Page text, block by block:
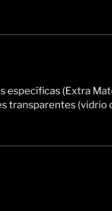
específicas (Extra
transparentes (vidrio